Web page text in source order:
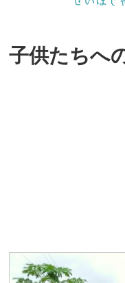
子供たちへ